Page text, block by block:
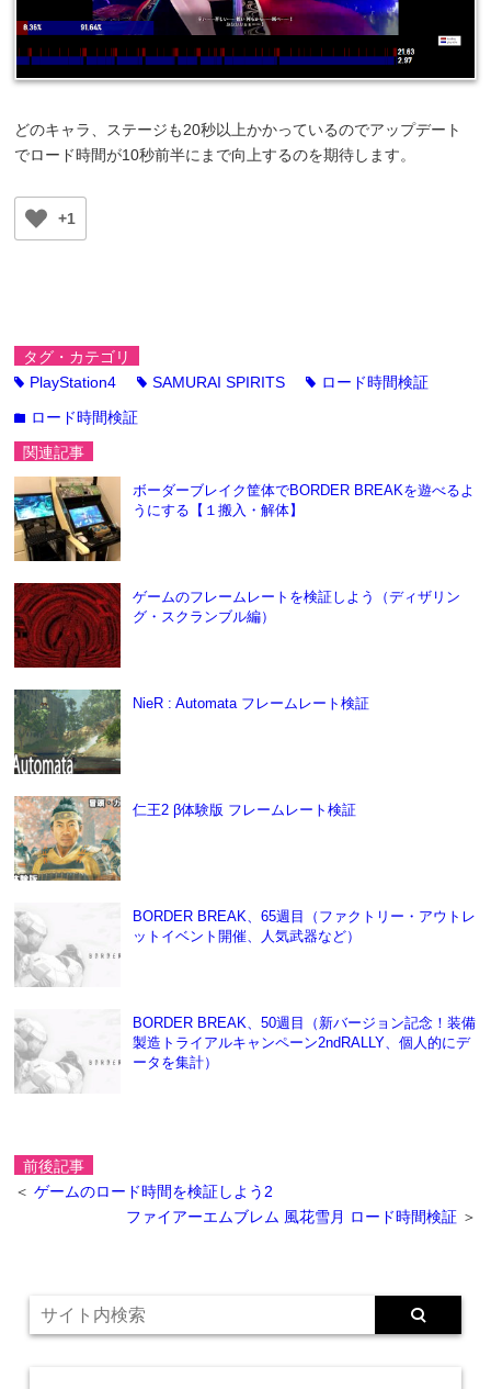
どのキャラ、ステージも20秒以上かかっているのでアップデート
でロード時間が10秒前半にまで向上するのを期待します。
+1
タグ・カテゴリ
tag PlayStation4 tagSAMURAI SPIRITS tag ロード時間検証
folder ロード時間検証
関連記事
ボーダーブレイク筐体でBORDER BREAKを遊べるよ
うにする【１搬入・解体】
ゲームのフレームレートを検証しよう（ディザリン
グ・スクランブル編）
NieR : Automata フレームレート検証
仁王2 β体験版 フレームレート検証
BORDER BREAK、65週目（ファクトリー・アウトレ
ットイベント開催、人気武器など）
BORDER BREAK、50週目（新バージョン記念！装備
製造トライアルキャンペーン2ndRALLY、個人的にデ
ータを集計）
前後記事
＜ゲームのロード時間を検証しよう2
ファイアーエムブレム 風花雪月 ロード時間検証 ＞